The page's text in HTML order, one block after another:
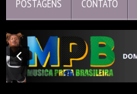
POSTAGENS CONTATO